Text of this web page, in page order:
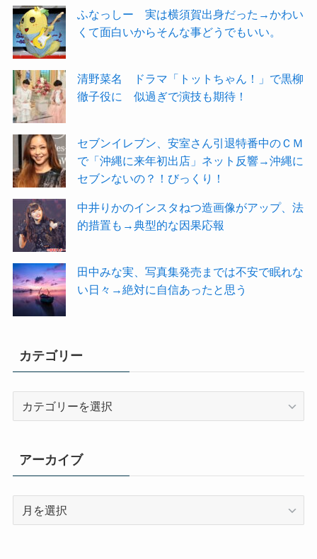
ふなっしー 実は横須賀出身だった→かわい
くて面白いからそんな事どうでもいい。
清野菜名 ドラマ「トットちゃん！」で黒柳
徹子役に 似過ぎで演技も期待！
セブンイレブン、安室さん引退特番中のＣＭ
で「沖縄に来年初出店」ネット反響→沖縄に
セブンないの？！びっくり！
中井りかのインスタねつ造画像がアップ、法
的措置も→典型的な因果応報
田中みな実、写真集発売までは不安で眠れな
い日々→絶対に自信あったと思う
カテゴリー
ー
アーカイブ